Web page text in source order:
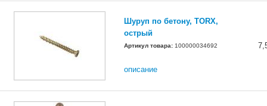
Шуруп по бетону, TORX,
острый
Артикул товара: 100000034692
описание